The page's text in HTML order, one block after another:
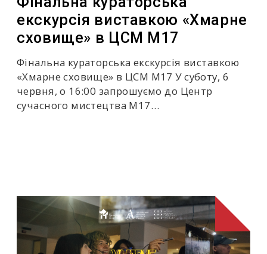
екскурсія виставкою «Хмарне
сховище» в ЦСМ М17
Фінальна кураторська екскурсія виставкою
«Хмарне сховище» в ЦСМ М17 У суботу, 6
червня, о 16:00 запрошуємо до Центр
сучасного мистецтва М17…